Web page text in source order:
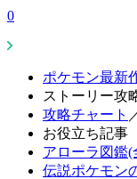
0
ポケモン最新
ストーリー攻
攻略チャート
お役立ち記事
アローラ図鑑(
伝説ポケモン